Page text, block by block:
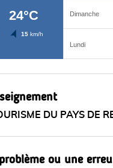
DU PAYS DE
ou une